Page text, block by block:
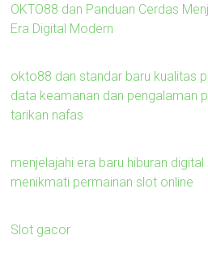
OKTO88 dan Panduan Cerdas
Era Digital Modern
okto88 dan standar baru kualitas
data keamanan dan pengalaman
tarikan nafas
menjelajahi era baru hiburan
menikmati permainan slot online
Slot gacor